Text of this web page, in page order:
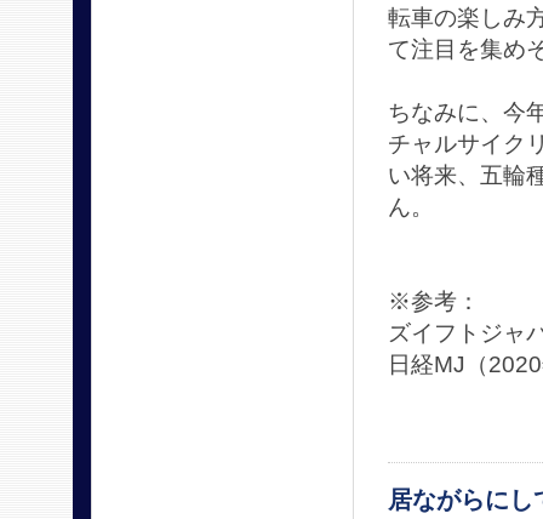
転車の楽しみ
て注目を集め
ちなみに、今
チャルサイク
い将来、五輪
ん。
※参考：
ズイフト
日経MJ（
居ながらにし